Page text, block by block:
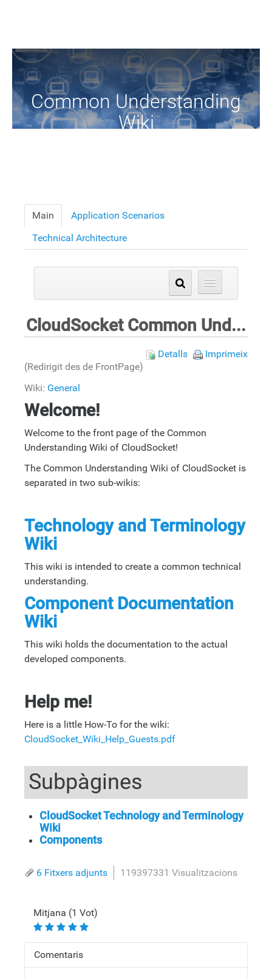
Common Understanding
Wiki
Main
Application Scenarios
Technical Architecture
CloudSocket Common Understanding Wiki
Detalls
Imprimeix
(Redirigit des de FrontPage)
Wiki: General
Welcome!
Welcome to the front page of the Common
Understanding Wiki of CloudSocket!
The Common Understanding Wiki of CloudSocket is
separated in two sub-wikis:
Technology and Terminology
Wiki
This wiki is intended to create a common technical
understanding.
Component Documentation
Wiki
This wiki holds the documentation to the actual
developed components.
Help me!
Here is a little How-To for the wiki:
CloudSocket_Wiki_Help_Guests.pdf
Subpàgines
CloudSocket Technology and Terminology
Wiki
Components
6 Fitxers adjunts 119397331 Visualitzacions
Mitjana (1 Vot)
Comentaris